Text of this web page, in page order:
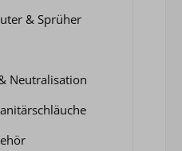
& Sprüher
Neutralisation